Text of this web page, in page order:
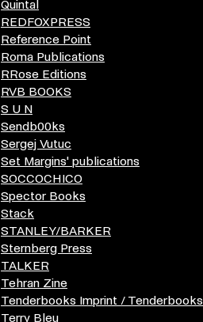
Quintal
REDFOXPRESS
Reference Point
Roma Publications
RRose Editions
RVB BOOKS
S U N
Sendb00ks
Sergej Vutuc
Set Margins' publications
SOCCOCHICO
Spector Books
Stack
STANLEY/BARKER
Sternberg Press
TALKER
Tehran Zine
Tenderbooks Imprint /
Terry Bleu